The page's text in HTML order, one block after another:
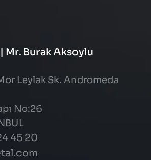
Mr. Burak Aksoylu
Leylak Sk. Andromeda
No:26
45 20